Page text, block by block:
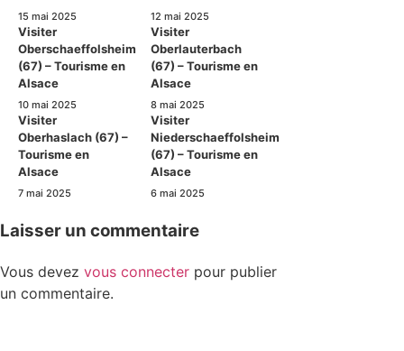
15 mai 2025 12 mai 2025
Visiter
Oberschaeffolsheim
(67) – Tourisme en
Alsace
10 mai 2025
Visiter
Oberlauterbach
(67) – Tourisme en
Alsace
8 mai 2025
Visiter
Oberhaslach (67) –
Tourisme en
Alsace
7 mai 2025
Visiter
Niederschaeffolsheim
(67) – Tourisme en
Alsace
6 mai 2025
Laisser un commentaire
Vous devez vous connecter pour publier
un commentaire.